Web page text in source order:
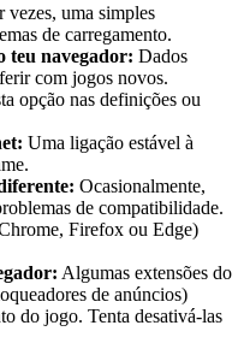
vezes, uma simples
de carregamento.
teu navegador: Dados
com jogos novos.
opção nas definições ou
Uma ligação estável à
Ocasionalmente,
de compatibilidade.
Firefox ou Edge)
Algumas extensões do
de anúncios)
do jogo. Tenta desativá-las